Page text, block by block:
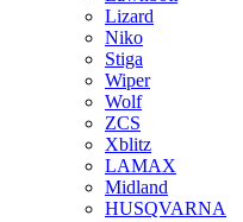
Lizard
Niko
Stiga
Wiper
Wolf
ZCS
Xblitz
LAMAX
Midland
HUSQVARNA